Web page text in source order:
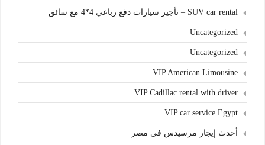
SUV car rental – تأجير سيارات دفع رباعي 4*4 مع سائق
Uncategorized
Uncategorized
VIP American Limousine
VIP Cadillac rental with driver
VIP car service Egypt
أحدث إيجار مرسيدس في مصر